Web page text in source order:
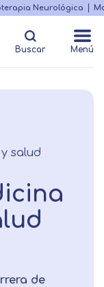
Neurológica
Buscar Menú
salud
de